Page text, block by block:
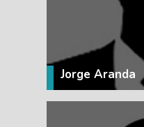
Jorge Aranda